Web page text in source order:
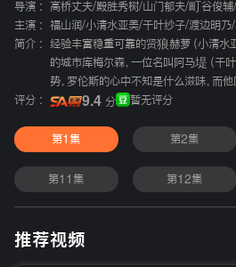
导演 :
高桥丈夫/殿胜秀树/山门郁夫/町谷俊辅/
主演 :
福山润/小清水亚美/千叶纱子/渡边明乃/
简介 :
经验丰富稳重可靠的贤狼赫萝（小清水
的城市库梅尔森，一位名叫阿马堤（千
势，罗伦斯的心中不知是什么滋味，而
评分 :
9.4 分 暂无评分
第1集 第2集
第11集 第12集
推荐视频